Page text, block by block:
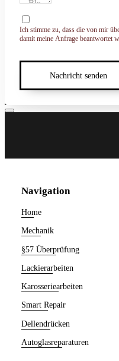
Ich stimme zu, dass die von mir
damit meine Anfrage beantwortet
Nachricht senden
Navigation
Home
Mechanik
§57 Überprüfung
Lackierarbeiten
Karosseriearbeiten
Smart Repair
Dellendrücken
Autoglasreparaturen